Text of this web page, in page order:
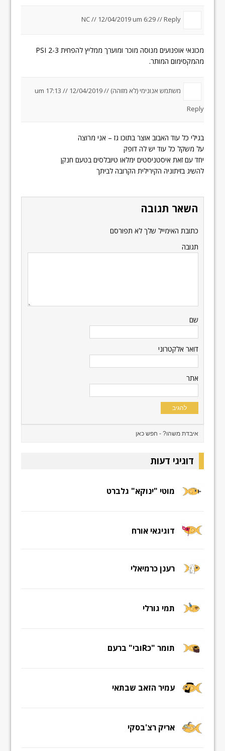
NC // 12/04/2019 um 6:29//Reply
מכונאי אופנועים מנוסה מוכר ומוערך ממליץ להפחית 2-3 PSI
מהמקסימום המותר.
משתמש אנונימי (לא מזוהה) //12/04/2019 um 17:13
//
Reply
בגילי כל עוד האבוב אוצר בתוכו גז – אני מרוצה
על משקל כל עוד יש לה דופק
יחד עם זאת איסטניסטים ימלאו טיובלסים בטעם חנקן
להשיג בזיתוניה הקירילית הקרובה לביתך
השאר תגובה
כתובת האימייל שלך לא תפורסם
תגובה
שם
דואר אלקטרוני
אתר
דוגיגי דעות
מוטי "ינוקא" גלברט
דוגיגאי אורח
רענן כרמיאלי
תמי גורלי
תומר "כRובי" ברעם
עמיר הזאב שבתאי
אריק רצ'בסקי